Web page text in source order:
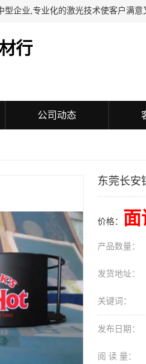
企业,专业化的激光技术使客户满意
行
公司动态
东莞长安
价格： 面
产品数量：
发货地址：
关键词：
发布日期：
阅 读 量：